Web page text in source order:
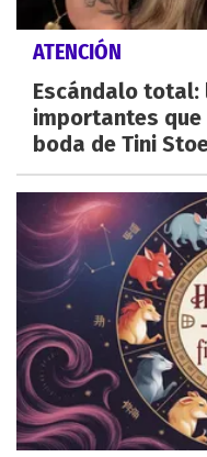
ATENCIÓN
Escándalo
importantes
boda de Tini